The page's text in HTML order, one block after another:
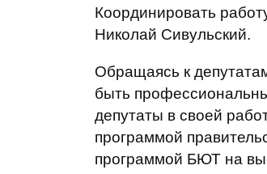
Координировать
Николай Сивульский.
Обращаясь к
быть
депутаты в своей
программой
программой БЮТ на